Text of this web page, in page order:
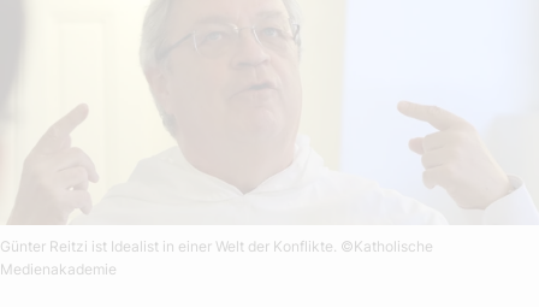
Günter Reitzi ist Idealist in einer Welt der Konflikte. ©Katholische
Medienakademie